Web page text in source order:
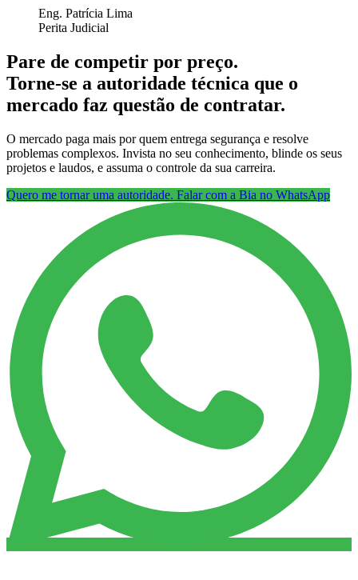
Eng. Patrícia Lima
Perita Judicial
Pare de competir por preço.
Torne-se a autoridade técnica que o
mercado faz questão de contratar.
O mercado paga mais por quem entrega segurança e resolve
problemas complexos. Invista no seu conhecimento, blinde os seus
projetos e laudos, e assuma o controle da sua carreira.
Quero me tornar uma autoridade. Falar com a Bia no WhatsApp